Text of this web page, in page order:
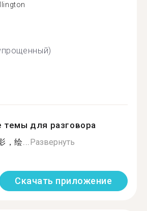
для разговора
，绘... Развернуть
Скачать приложение